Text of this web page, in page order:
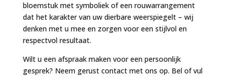
bloemstuk met symboliek of een rouwarrangement
dat het karakter van uw dierbare weerspiegelt – wij
denken met u mee en zorgen voor een stijlvol en
respectvol resultaat.
Wilt u een afspraak maken voor een persoonlijk
gesprek? Neem gerust contact met ons op. Bel of vul